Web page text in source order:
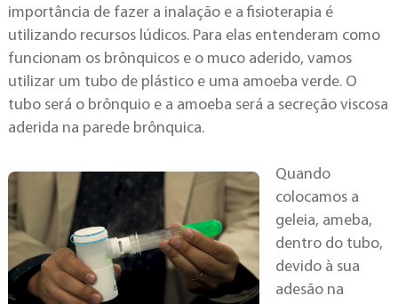
importância de fazer a inalação e a fisioterapia é
utilizando recursos lúdicos. Para elas entenderam como
funcionam os brônquicos e o muco aderido, vamos
utilizar um tubo de plástico e uma amoeba verde. O
tubo será o brônquio e a amoeba será a secreção viscosa
aderida na parede brônquica.
Quando
colocamos a
geleia, ameba,
dentro do tubo,
devido à sua
adesão na